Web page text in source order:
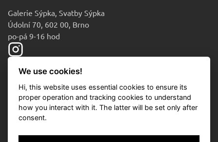
Galerie Sýpka, Svatby Sýpka
Údolní 70, 602 00, Brno
po-pá 9-16 hod
We use cookies!
Hi, this website uses essential cookies to ensure its
proper operation and tracking cookies to understand
how you interact with it. The latter will be set only after
consent.